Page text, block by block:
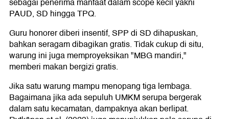
sebagai penerima manfaat dalam scope kecil yakni
PAUD, SD hingga TPQ.
Guru honorer diberi insentif, SPP di SD dihapuskan,
bahkan seragam dibagikan gratis. Tidak cukup di situ,
warung ini juga memproyeksikan "MBG mandiri,"
memberi makan bergizi gratis.
Jika satu warung mampu menopang tiga lembaga.
Bagaimana jika ada sepuluh UMKM serupa bergerak
dalam satu kecamatan, dampaknya akan berlipat.